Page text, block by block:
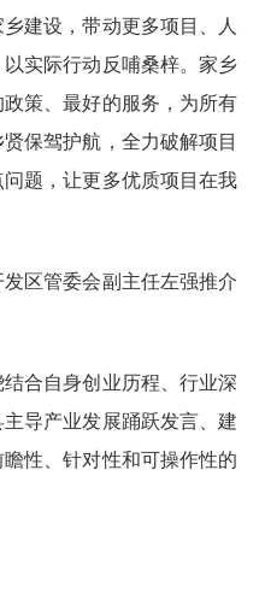
建设，带动更多项目、人
实际行动反哺桑梓。家乡
策、最好的服务，为所有
保驾护航，全力破解项目
题，让更多优质项目在我
区管委会副主任左强推介
合自身创业历程、行业深
导产业发展踊跃发言、建
性、针对性和可操作性的